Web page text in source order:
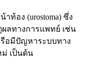
ท้อง (urostoma) ซึ่ง
ผลทางการแพทย์ เช่น
รือมีปัญหาระบบทาง
ม่ เป็นต้น